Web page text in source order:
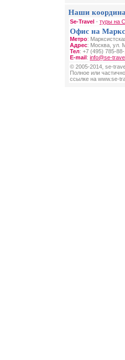
Наши
Se-Travel - туры на
Офис на
Метро:
Адрес: Москва, ул.
Тел: +7 (495) 785-
E-mail: info@se-
© 2005-2014, se-
Полное или
ссылке на www.se-